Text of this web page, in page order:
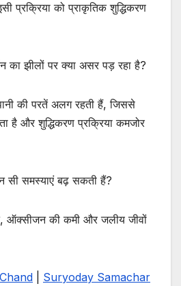
प्रक्रिया को प्राकृतिक शुद्धिकरण
का झीलों पर क्या असर पड़ रहा है?
की परतें अलग रहती हैं, जिससे
है और शुद्धिकरण प्रक्रिया कमजोर
सी समस्याएं बढ़ सकती हैं?
ऑक्सीजन की कमी और जलीय जीवों
Suryoday Samachar